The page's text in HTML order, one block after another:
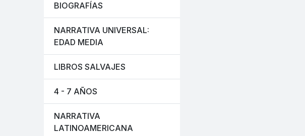
BIOGRAFÍAS
NARRATIVA UNIVERSAL:
EDAD MEDIA
LIBROS SALVAJES
4 - 7 AÑOS
NARRATIVA
LATINOAMERICANA